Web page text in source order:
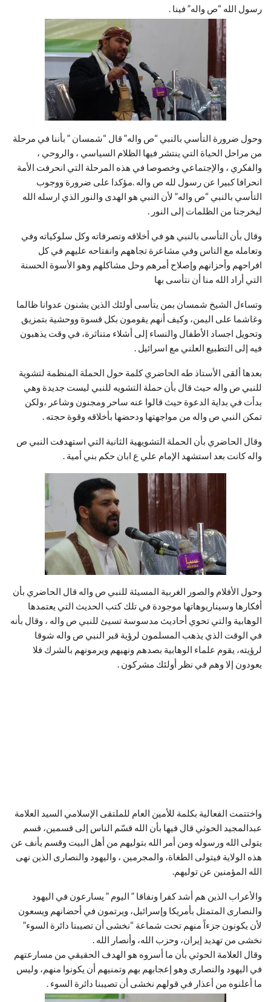
رسول الله “ص واله” فينا .
وحول ضرورة التأسي بالنبي “ص واله” قال “شمسان ” بأننا في مرحلة
من مراحل الحياة التي ينتشر فيها الظلام السياسي ، والروحي ،
والفكري ، والإجتماعي وخصوصا في هذه المرحلة التي انحرفت الأمة
انحرافا كبيرا عن رسول لله ص واله .مؤكدا على ضرورة ووجوب
التأسي بالنبي “ص واله” لأن النبي هو الهدى والنور الذي ارسله الله
ليخرجنا من الظلمات إلى النور .
وقال بأن التأسى بالنبي هو في أخلاقه وتصرفاته وكل سلوكياته وفي
وتعامله مع الناس وفي مشاعرة تجاههم وانفتاحه عليهم في كل
افراحهم وأحزانهم وإصلاح أمرهم وحل مشاكلهم وهو الأسوة الحسنة
التي أراد الله منا أن نتأسى بها
وتساءل الشيخ شمسان بمن يتأسى أولئك الذين يشنون عدوانا ظالما
وغاشما على اليمن، وكيف أنهم يقومون بكل قسوة ووحشية بتمزيق
وتحويل اجساد الأطفال والنساء إلى أشلاء متناثرة، في وقت يذهبون
فيه إلى التطبيع العلني مع اسرائيل .
بعدها ألقى الأستاذ طه الحاضري كلمة حول الحملة المنظمة لتشوية
للنبي ص واله حيث قال بأن حملة التشويه للنبي ليست جديدة وهي
بدأت في بداية الدعوة حيث قالوا عنه ساحر ومجنون وشاعر ،ولكن
تمكن النبي ص واله من مواجهتها ودحضها بأخلاقه وقوة حجته .
وقال الحاضري بأن الحملة التشويهية الثانية التي استهدفت النبي ص
واله كانت بعد استشهد الإمام علي ع ابان حكم بني أمية .
وحول الأفلام والصور الغربية المسيئة للنبي ص واله قال الحاضري بأن
أفكارها وسيناريوهاتها موجودة في تلك كتب الحديث التي يعتمدها
الوهابية والتي تحوي أحاديث مدسوسة تسيئ للنبي ص واله ، وقال بأنه
في الوقت الذي يذهب المسلمون لرؤية قبر النبي ص واله شوقا
لرؤيته، يقوم علماء الوهابية بصدهم ونهيهم ويرمونهم بالشرك فلا
يعودون إلا وهم في نظر أولئك مشركون .
واختتمت الفعالية بكلمة للأمين العام للملتقى الإسلامي السيد العلامة
عبدالمجيد الحوثي قال فيها بأن الله قسّم الناس إلى قسمين، قسم
يتولى الله ورسوله ومن أمر الله بتوليهم من أهل البيت وقسم يأنف عن
هذه الولاية فيتولى الطغاة، والمجرمين ، واليهود والنصارى الذين نهى
الله المؤمنين عن توليهم.
والأعراب الذين هم أشد كفرا ونفاقا ” اليوم ” يسارعون في اليهود
والنصارى المتمثل بأمريكا وإسرائيل، ويرتمون في أحضانهم ويسعون
لأن يكونون جزءاً منهم تحت شماعة “نخشى أن تصيبنا دائرة السوء”
نخشى من تهديد إيران، وحزب الله، وأنصار الله .
وقال العلامة الحوثي بأن ما أسروه هو الهدف الحقيقي من مسارعتهم
في اليهود والنصارى وهو إعجابهم بهم وتمنيهم أن يكونوا منهم، وليس
ما أعلنوه من أعذار في قولهم نخشى أن تصيبنا دائرة السوء .